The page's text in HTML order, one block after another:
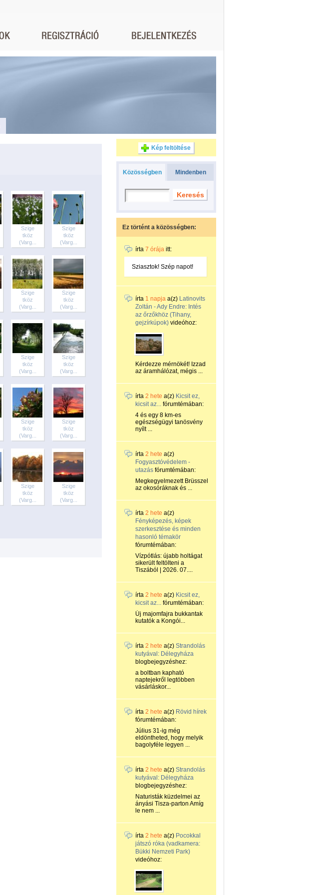
Szige
tköz
(Varg...
Szige
tköz
(Varg...
Szige
tköz
(Varg...
Szige
tköz
(Varg...
Szige
tköz
(Varg...
Szige
tköz
(Varg...
Szige
tköz
(Varg...
Szige
tköz
(Varg...
Szige
tköz
(Varg...
Szige
tköz
(Varg...
Kép feltöltése
Közösségben Mindenben
Ez történt a közösségben:
írta 7 órája itt:
Sziasztok! Szép napot!
írta 1 napja a(z) Latinovits
Zoltán - Ady Endre: Intés
az őrzőkhöz (Tihany,
gejzírkúpok) videóhoz:
Kérdezze mérnökét! Izzad
az áramhálózat, mégis ...
írta 2 hete a(z) Kicsit ez,
kicsit az... fórumtémában:
4 és egy 8 km-es
egészségügyi tanösvény
nyílt ...
írta 2 hete a(z)
Fogyasztóvédelem -
utazás fórumtémában:
Megkegyelmezett Brüsszel
az okosóráknak és ...
írta 2 hete a(z)
Fényképezés, képek
szerkesztése és minden
hasonló témakör
fórumtémában:
Vízpótlás: újabb holtágat
sikerült feltölteni a
Tiszából | 2026. 07....
írta 2 hete a(z) Kicsit ez,
kicsit az... fórumtémában:
Új majomfajra bukkantak
kutatók a Kongói...
írta 2 hete a(z) Strandolás
kutyával: Délegyháza
blogbejegyzéshez:
a boltban kapható
naptejekről legtöbben
vásárláskor...
írta 2 hete a(z) Rövid hírek
fórumtémában:
Július 31-ig még
eldöntheted, hogy melyik
bagolyféle legyen ...
írta 2 hete a(z) Strandolás
kutyával: Délegyháza
blogbejegyzéshez:
Naturisták küzdelmei az
ányási Tisza-parton Amíg
le nem ...
írta 2 hete a(z) Pocokkal
játszó róka (vadkamera:
Bükki Nemzeti Park)
videóhoz: